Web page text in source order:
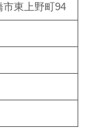
東上野町94